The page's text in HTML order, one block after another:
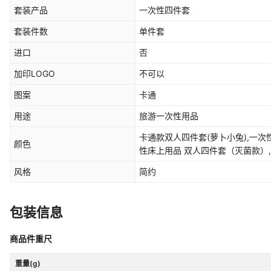
套装产品 一次性四件套
套装件数 单件套
进口 否
加印LOGO 不可以
图案 卡通
用途 旅游一次性用品
颜色
卡通款双人四件套(萝卜小兔),一次
性床上用品 双人四件套（灭菌款
风格 简约
包装信息
商品件重尺
重量(g)